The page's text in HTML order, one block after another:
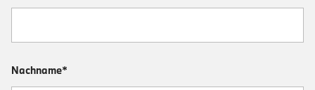
Nachname*